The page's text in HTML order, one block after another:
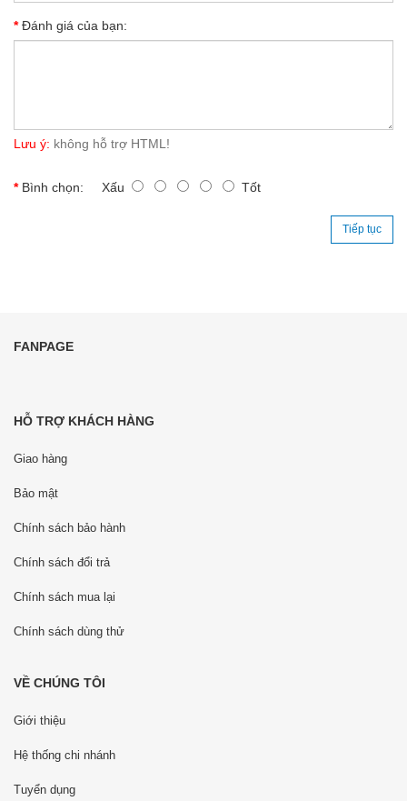
Đánh giá của bạn:
Lưu ý: không hỗ trợ HTML!
Bình chọn: Xấu Tốt
Tiếp tục
FANPAGE
HỖ TRỢ KHÁCH HÀNG
Giao hàng
Bảo mật
Chính sách bảo hành
Chính sách đổi trả
Chính sách mua lại
Chính sách dùng thử
VỀ CHÚNG TÔI
Giới thiệu
Hệ thống chi nhánh
Tuyển dụng